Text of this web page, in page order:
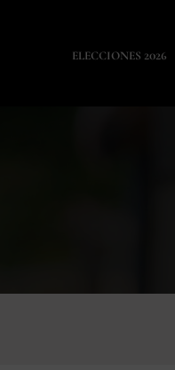
ELECCIONES 2026